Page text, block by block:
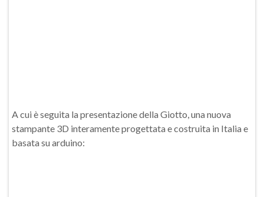
A cui è seguita la presentazione della Giotto, una nuova
stampante 3D interamente progettata e costruita in Italia e
basata su arduino: